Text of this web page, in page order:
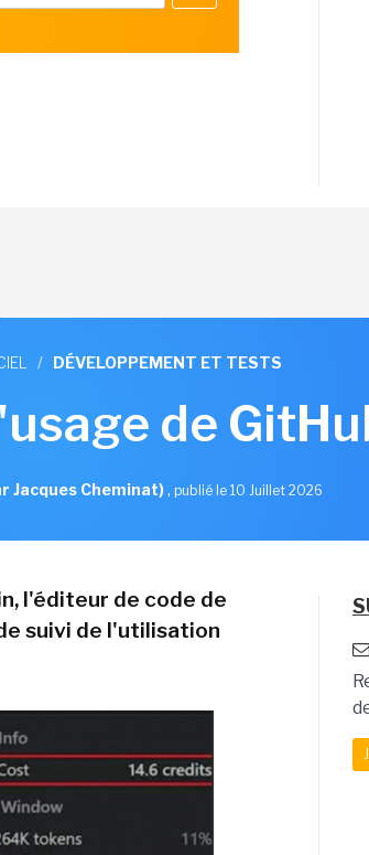
/ DÉVELOPPEMENT ET TESTS
de
Jacques Cheminat), publié le 10 Juillet 2026
l'éditeur de code de
suivi de l'utilisation